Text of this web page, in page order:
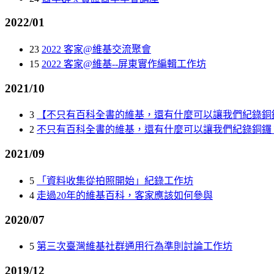
2022/01
23 2022 客家@維基交流聚會
15 2022 客家@維基--屏東實作編輯工作坊
2021/10
3
【不只有百科全書的維基，還有什麼可以讓我們紀錄
2 不只有百科全書的維基，還有什麼可以讓我們紀錄銅鑼
2021/09
5
「資料收集從拍照開始」紀錄工作坊
4 走過20年的維基百科，客家應該如何參與
2020/07
5 第三次臺灣維基社群通用行為準則討論工作坊
2019/12